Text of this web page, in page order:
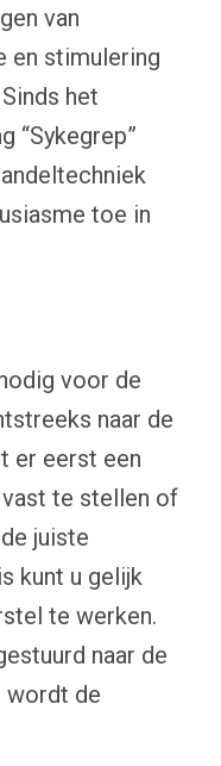
van
en stimulering
het
“Sykegrep”
toe in
voor de
naar de
er eerst een
te stellen of
juiste
kunt u gelijk
te werken.
naar de
wordt de